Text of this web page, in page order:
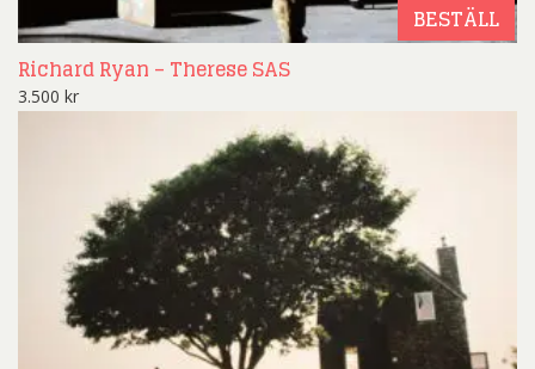
BESTÄLL
Richard Ryan – Therese SAS
3.500 kr